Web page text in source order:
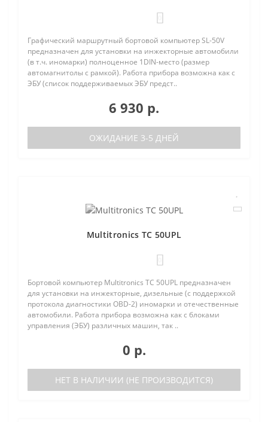
Графический маршрутный бортовой компьютер SL-50V
предназначен для установки на инжекторные автомобили
(в т.ч. иномарки) полноценное 1DIN-место (размер
автомагнитолы с рамкой). Работа прибора возможна как с
ЭБУ (список поддерживаемых ЭБУ предст..
6 930 р.
ОЖИДАНИЕ 3-5 ДНЕЙ
Multitronics TC 50UPL
Бортовой компьютер Multitronics TC 50UPL предназначен
для установки на инжекторные, дизельные (с поддержкой
протокола диагностики OBD-2) иномарки и отечественные
автомобили. Работа прибора возможна как с блоками
управления (ЭБУ) различных машин, так ..
0 р.
НЕТ В НАЛИЧИИ (НЕ ПРОИЗВОДИТСЯ)